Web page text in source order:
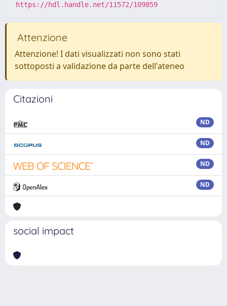
https://hdl.handle.net/11572/109859
Attenzione
Attenzione! I dati visualizzati non sono stati
sottoposti a validazione da parte dell'ateneo
Citazioni
ND
ND
ND
ND
social impact